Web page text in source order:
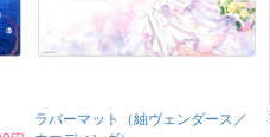
ラバーマット（紬ヴェンダース／